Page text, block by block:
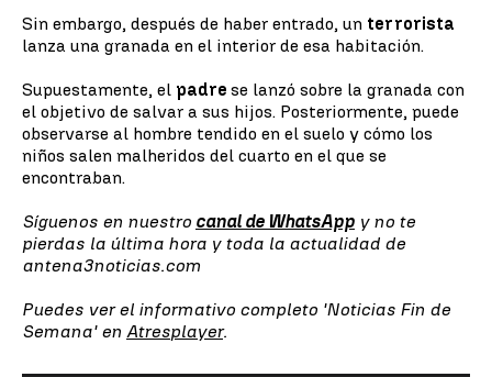
Sin embargo, después de haber entrado, un terrorista
lanza una granada en el interior de esa habitación.
Supuestamente, el padre se lanzó sobre la granada con
el objetivo de salvar a sus hijos. Posteriormente, puede
observarse al hombre tendido en el suelo y cómo los
niños salen malheridos del cuarto en el que se
encontraban.
Síguenos en nuestro canal de WhatsApp y no te
pierdas la última hora y toda la actualidad de
antena3noticias.com
Puedes ver el informativo completo 'Noticias Fin de
Semana' en Atresplayer.